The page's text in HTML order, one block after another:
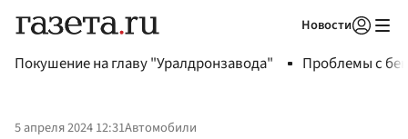
Новости
Покушение на главу "Уралдронзавода" Проблемы с
5 апреля 2024 12:31Автомобили